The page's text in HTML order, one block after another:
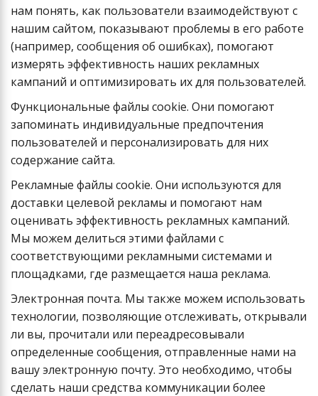
нам понять, как пользователи взаимодействуют с
нашим сайтом, показывают проблемы в его работе
(например, сообщения об ошибках), помогают
измерять эффективность наших рекламных
кампаний и оптимизировать их для пользователей.
Функциональные файлы cookie. Они помогают
запоминать индивидуальные предпочтения
пользователей и персонализировать для них
содержание сайта.
Рекламные файлы cookie. Они используются для
доставки целевой рекламы и помогают нам
оценивать эффективность рекламных кампаний.
Мы можем делиться этими файлами с
соответствующими рекламными системами и
площадками, где размещается наша реклама.
Электронная почта. Мы также можем использовать
технологии, позволяющие отслеживать, открывали
ли вы, прочитали или переадресовывали
определенные сообщения, отправленные нами на
вашу электронную почту. Это необходимо, чтобы
сделать наши средства коммуникации более